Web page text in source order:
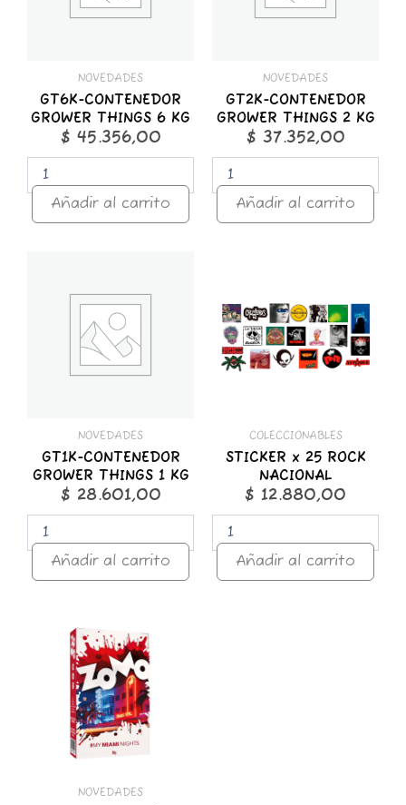
NOVEDADES
GT6K-CONTENEDOR
GROWER THINGS 6 KG
$ 45.356,00
cantidad
Añadir al carrito
NOVEDADES
GT2K-CONTENEDOR
GROWER THINGS 2 KG
$ 37.352,00
cantidad
Añadir al carrito
NOVEDADES
GT1K-CONTENEDOR
GROWER THINGS 1 KG
$ 28.601,00
GROWER
cantidad
Añadir al carrito
COLECCIONABLES
STICKER x 25 ROCK
NACIONAL
$ 12.880,00
ROCK
NACIONAL
cantidad
Añadir al carrito
NOVEDADES
Premium
cantidad